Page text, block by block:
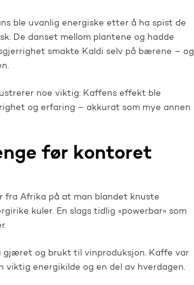
ble uvanlig energiske etter å ha spist de
De danset mellom plantene og hadde
smakte Kaldi selv på bærene – og
noe viktig: Kaffens effekt ble
og erfaring – akkurat som mye annen
før kontoret
fra Afrika på at man blandet knuste
kuler. En slags tidlig «powerbar» som
og brukt til vinproduksjon. Kaffe var
viktig energikilde og en del av hverdagen.